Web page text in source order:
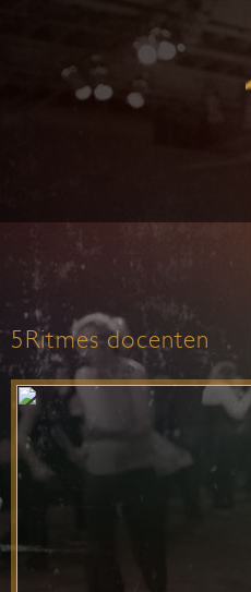
5Ritmes docenten